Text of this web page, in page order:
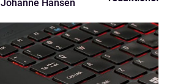
Johanne Hansen